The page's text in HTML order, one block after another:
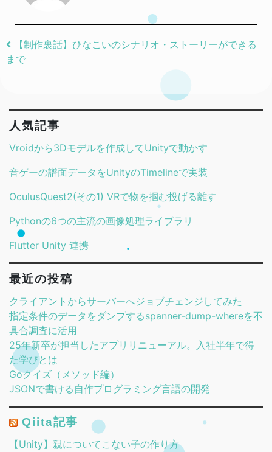
Post navigation
【制作裏話】ひなこいのシナリオ・ストーリーができる
まで
人気記事
Vroidから3Dモデルを作成してUnityで動かす
音ゲーの譜面データをUnityのTimelineで実装
OculusQuest2(その1) VRで物を掴む投げる離す
Pythonの6つの主流の画像処理ライブラリ
Flutter Unity 連携
最近の投稿
クライアントからサーバーへジョブチェンジしてみた
指定条件のデータをダンプするspanner-dump-whereを不
具合調査に活用
25年新卒が担当したアプリリニューアル。入社半年で得
た学びとは
Goクイズ（メソッド編）
JSONで書ける自作プログラミング言語の開発
Qiita記事
【Unity】親についてこない子の作り方